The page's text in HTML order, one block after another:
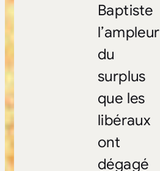
Baptiste
l’ampleur
du
surplus
que les
libéraux
ont
dégagé